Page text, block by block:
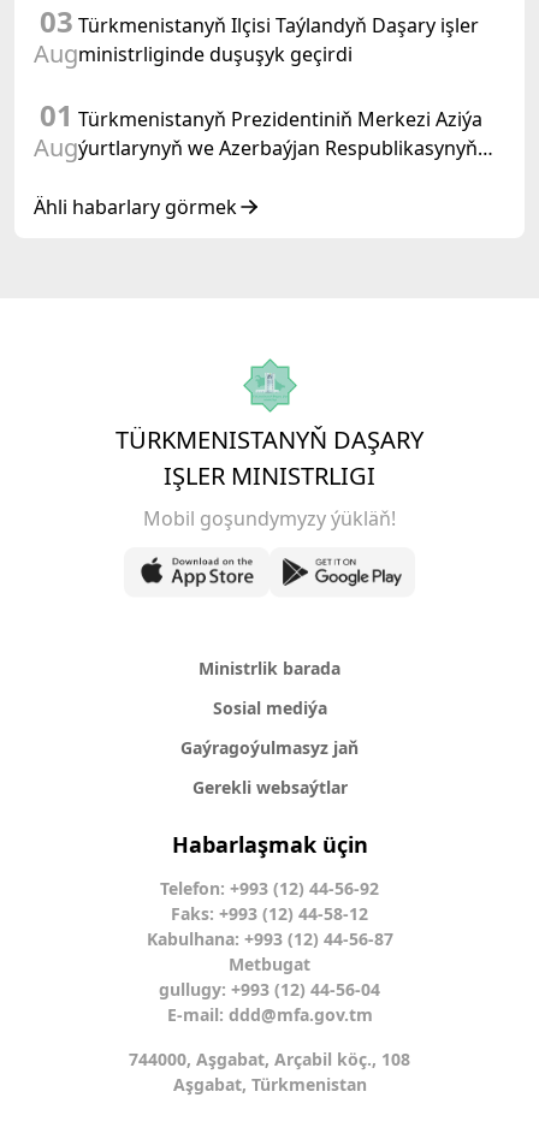
03
Aug
Türkmenistanyň Ilçisi Taýlandyň Daşary işler
ministrliginde duşuşyk geçirdi
01
Aug
Türkmenistanyň Prezidentiniň Merkezi Aziýa
ýurtlarynyň we Azerbaýjan Respublikasynyň
duşuşygyndaky ÇYKYŞY
Ähli habarlary görmek
TÜRKMENISTANYŇ DAŞARY
IŞLER MINISTRLIGI
Mobil goşundymyzy ýükläň!
Ministrlik barada
Sosial mediýa
Gaýragoýulmasyz jaň
Gerekli websaýtlar
Habarlaşmak üçin
Telefon: +993 (12) 44-56-92
Faks: +993 (12) 44-58-12
Kabulhana: +993 (12) 44-56-87
Metbugat
gullugy: +993 (12) 44-56-04
E-mail: ddd@mfa.gov.tm
744000, Aşgabat, Arçabil köç., 108
Aşgabat, Türkmenistan